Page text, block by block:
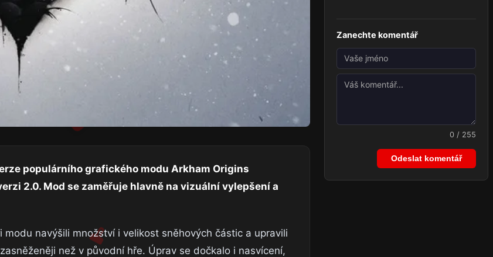
populárního grafického modu Arkham Origins
2.0. Mod se zaměřuje hlavně na vizuální vylepšení a
navýšili množství i velikost sněhových částic a upravili
než v původní hře. Úprav se dočkalo i nasvícení,
Zanechte komentář
0 / 255
Odeslat komentář